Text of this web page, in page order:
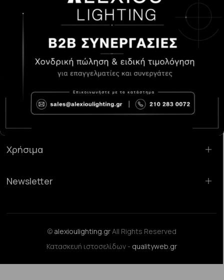
Κατάστημα Χαλάνδρι:Σαρανταπόρου 55, 15232, Χαλάνδρι
sales@alexioulighting.gr
210 283 0072
6983123181
Χρήσιμα
Newsletter
© alexioulighting.grAll Rights Reserved
Κατασκευή ιστοσελίδων - qualityweb.gr